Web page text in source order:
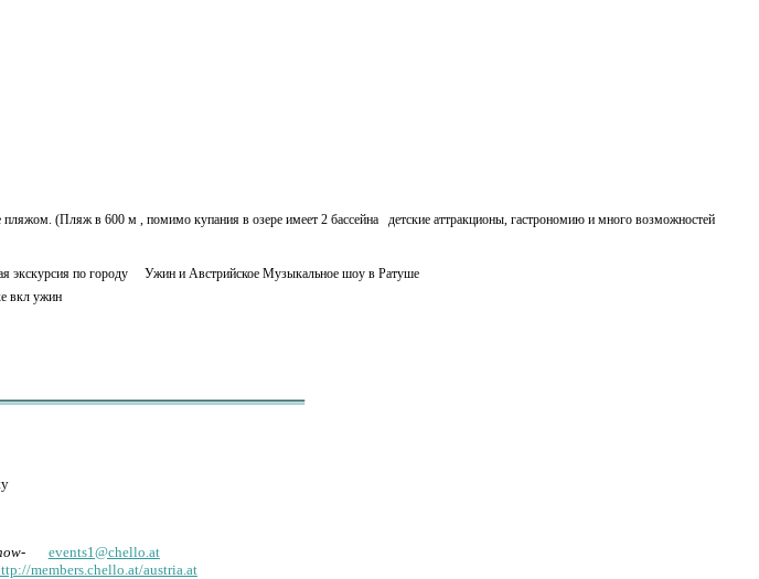
пляжом. (Пляж в 600 м , помимо купания в озере имеет 2 бассейна детские аттракционы, гастрономию и много возможностей
экскурсия по городу Ужин и Австрийское Музыкальное шоу в Ратуше
вкл ужин
- events1@chello.at
members.chello.at/austria.at